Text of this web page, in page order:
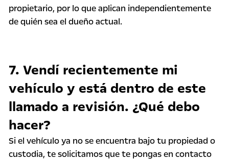
propietario, por lo que aplican independientemente
de quién sea el dueño actual.
7. Vendí recientemente mi
vehículo y está dentro de este
llamado a revisión. ¿Qué debo
hacer?
Si el vehículo ya no se encuentra bajo tu propiedad o
custodia, te solicitamos que te pongas en contacto